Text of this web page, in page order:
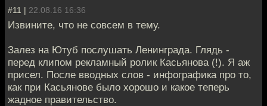
#11 | 22.08.16 16:36
Извините, что не совсем в тему.
Залез на Ютуб послушать Ленинграда. Глядь -
перед клипом рекламный ролик Касьянова (!). Я аж
присел. После вводных слов - инфографика про то,
как при Касьянове было хорошо и какое теперь
жадное правительство.